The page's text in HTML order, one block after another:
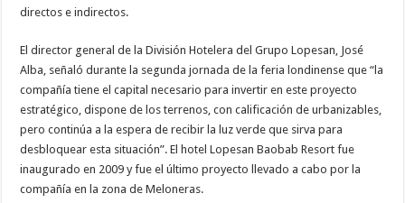
directos e indirectos.
El director general de la División Hotelera del Grupo Lopesan, José
Alba, señaló durante la segunda jornada de la feria londinense que “la
compañía tiene el capital necesario para invertir en este proyecto
estratégico, dispone de los terrenos, con calificación de urbanizables,
pero continúa a la espera de recibir la luz verde que sirva para
desbloquear esta situación”. El hotel Lopesan Baobab Resort fue
inaugurado en 2009 y fue el último proyecto llevado a cabo por la
compañía en la zona de Meloneras.